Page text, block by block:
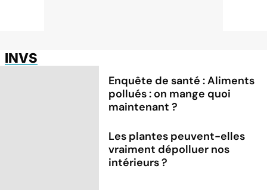
INVS
Enquête de santé : Aliments
pollués : on mange quoi
maintenant ?
Les plantes peuvent-elles
vraiment dépolluer nos
intérieurs ?